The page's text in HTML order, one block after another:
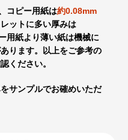
コピー用紙は約0.08mm
ットに多い厚みは
用紙より薄い紙は機械に
ります。以上をご参考の
ください。
サンプルでお確めいただ